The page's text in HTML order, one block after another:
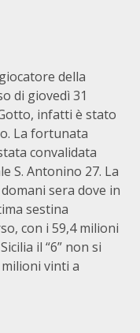
della
di giovedì 31
infatti è stato
La fortunata
convalidata
S. Antonino 27. La
sera dove in
sestina
con i 59,4 milioni
il “6” non si
vinti a